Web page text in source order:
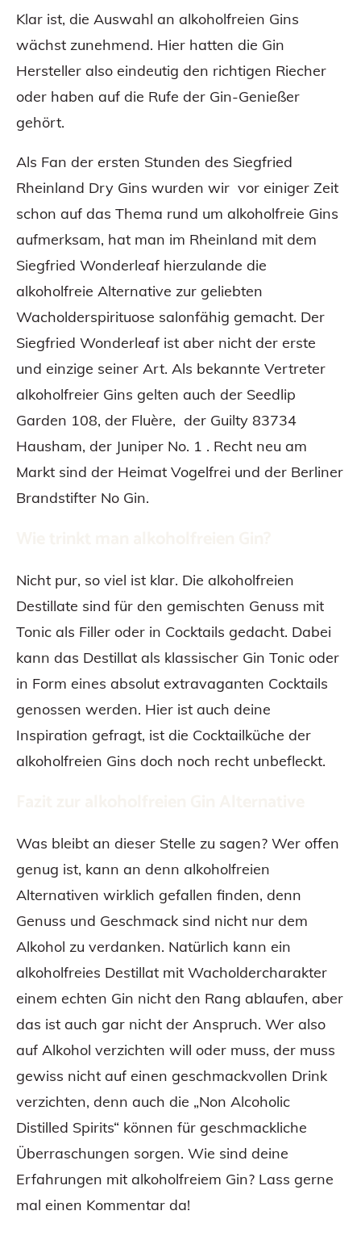
Klar ist, die Auswahl an alkoholfreien Gins
wächst zunehmend. Hier hatten die Gin
Hersteller also eindeutig den richtigen Riecher
oder haben auf die Rufe der Gin-Genießer
gehört.
Als Fan der ersten Stunden des Siegfried
Rheinland Dry Gins wurden wir vor einiger Zeit
schon auf das Thema rund um alkoholfreie Gins
aufmerksam, hat man im Rheinland mit dem
Siegfried Wonderleaf hierzulande die
alkoholfreie Alternative zur geliebten
Wacholderspirituose salonfähig gemacht. Der
Siegfried Wonderleaf ist aber nicht der erste
und einzige seiner Art. Als bekannte Vertreter
alkoholfreier Gins gelten auch der Seedlip
Garden 108, der Fluère, der Guilty 83734
Hausham, der Juniper No. 1 . Recht neu am
Markt sind der Heimat Vogelfrei und der Berliner
Brandstifter No Gin.
Nicht pur, so viel ist klar. Die alkoholfreien
Destillate sind für den gemischten Genuss mit
Tonic als Filler oder in Cocktails gedacht. Dabei
kann das Destillat als klassischer Gin Tonic oder
in Form eines absolut extravaganten Cocktails
genossen werden. Hier ist auch deine
Inspiration gefragt, ist die Cocktailküche der
alkoholfreien Gins doch noch recht unbefleckt.
Was bleibt an dieser Stelle zu sagen? Wer offen
genug ist, kann an denn alkoholfreien
Alternativen wirklich gefallen finden, denn
Genuss und Geschmack sind nicht nur dem
Alkohol zu verdanken. Natürlich kann ein
alkoholfreies Destillat mit Wacholdercharakter
einem echten Gin nicht den Rang ablaufen, aber
das ist auch gar nicht der Anspruch. Wer also
auf Alkohol verzichten will oder muss, der muss
gewiss nicht auf einen geschmackvollen Drink
verzichten, denn auch die „Non Alcoholic
Distilled Spirits“ können für geschmackliche
Überraschungen sorgen. Wie sind deine
Erfahrungen mit alkoholfreiem Gin? Lass gerne
mal einen Kommentar da!